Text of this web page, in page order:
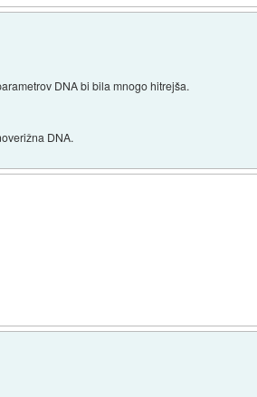
DNA bi bila mnogo hitrejša.
DNA.